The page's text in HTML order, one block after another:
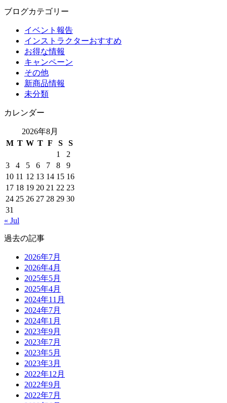
ブログカテゴリー
イベント報告
インストラクターおすすめ
お得な情報
キャンペーン
その他
新商品情報
未分類
カレンダー
2026年8月
M T W T F S
S
1
2
3
4 5 6 7 8
9
10 11 12 13 14 15 16
17 18 19 20 21 22 23
24 25 26 27 28 29 30
31
« Jul
過去の記事
2026年7月
2026年4月
2025年5月
2025年4月
2024年11月
2024年7月
2024年1月
2023年9月
2023年7月
2023年5月
2023年3月
2022年12月
2022年9月
2022年7月